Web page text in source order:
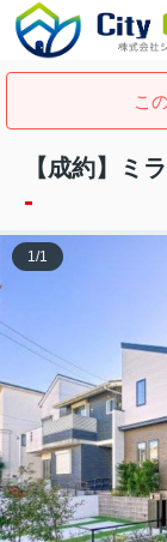
こ
【成約】ミ
-
1/1